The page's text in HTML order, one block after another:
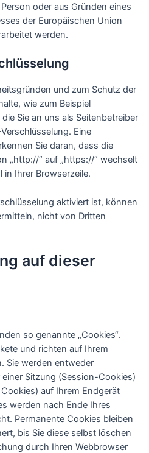
oder aus Gründen eines
der Europäischen Union
werden.
und zum Schutz der
wie zum Beispiel
Sie an uns als Seitenbetreiber
Eine
Sie daran, dass die
„http://“ auf „https://“ wechselt
Ihrer Browserzeile.
aktiviert ist, können
nicht von Dritten
auf dieser
so genannte „Cookies“.
und richten auf Ihrem
Sie werden entweder
Sitzung (Session-Cookies)
auf Ihrem Endgerät
werden nach Ende Ihres
Permanente Cookies bleiben
bis Sie diese selbst löschen
durch Ihren Webbrowser